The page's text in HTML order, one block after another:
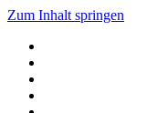
Zum Inhalt springen